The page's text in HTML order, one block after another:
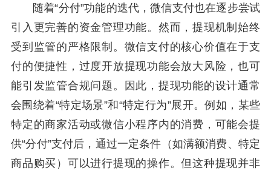
随着“分付”功能的迭代，微信支付也在逐步尝试
引入更完善的资金管理功能。然而，提现机制始终
受到监管的严格限制。微信支付的核心价值在于支
付的便捷性，过度开放提现功能会放大风险，也可
能引发监管合规问题。因此，提现功能的设计通常
会围绕着“特定场景”和“特定行为”展开。例如，某些
特定的商家活动或微信小程序内的消费，可能会提
供“分付”支付后，通过一定条件（如满额消费、特定
商品购买）可以进行提现的操作。但这种提现并非